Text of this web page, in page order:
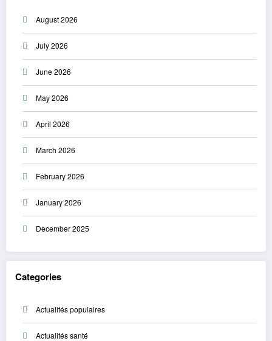
August 2026
July 2026
June 2026
May 2026
April 2026
March 2026
February 2026
January 2026
December 2025
Categories
Actualités populaires
Actualités santé